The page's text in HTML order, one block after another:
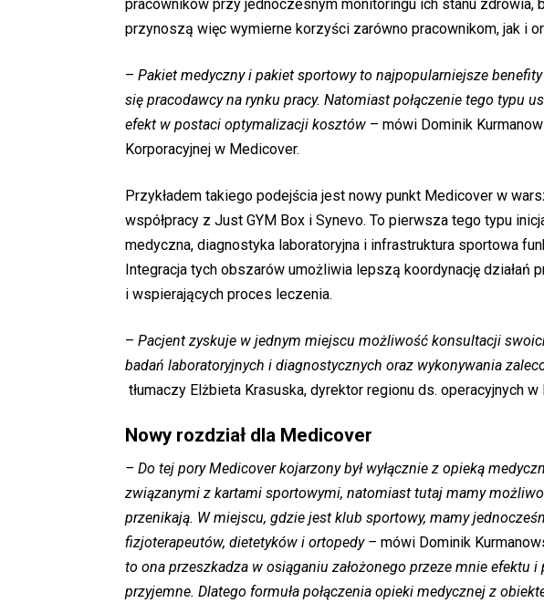
pracowników przy jednoczesnym monitoringu ich stanu zdrowia,
przynoszą więc wymierne korzyści zarówno pracownikom, jak i
– Pakiet medyczny i pakiet sportowy to najpopularniejsze
się pracodawcy na rynku pracy. Natomiast połączenie tego typu
efekt w postaci optymalizacji kosztów – mówi Dominik
Korporacyjnej w Medicover.
Przykładem takiego podejścia jest nowy punkt Medicover w
współpracy z Just GYM Box i Synevo. To pierwsza tego typu
medyczna, diagnostyka laboratoryjna i infrastruktura sportowa
Integracja tych obszarów umożliwia lepszą koordynację działań
i wspierających proces leczenia.
– Pacjent zyskuje w jednym miejscu możliwość konsultacji
badań laboratoryjnych i diagnostycznych oraz wykonywania
tłumaczy Elżbieta Krasuska, dyrektor regionu ds. operacyjnych w
Nowy rozdział dla Medicover
– Do tej pory Medicover kojarzony był wyłącznie z opieką
związanymi z kartami sportowymi, natomiast tutaj mamy
przenikają. W miejscu, gdzie jest klub sportowy, mamy
fizjoterapeutów, dietetyków i ortopedy – mówi Dominik
to ona przeszkadza w osiąganiu założonego przeze mnie efektu
przyjemne. Dlatego formuła połączenia opieki medycznej z